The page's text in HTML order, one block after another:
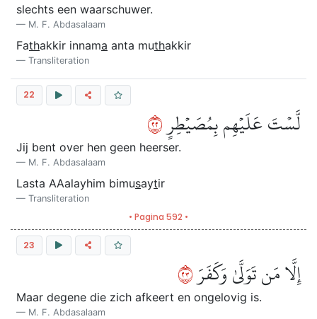
slechts een waarschuwer.
M. F. Abdasalaam
Fathakkir innama anta muthakkir
Transliteration
22
لَّسۡتَ عَلَيۡهِم بِمُصَيۡطِرٍ٢٢
Jij bent over hen geen heerser.
M. F. Abdasalaam
Lasta AAalayhim bimusaytir
Transliteration
• Pagina 592 •
23
إِلَّا مَن تَوَلَّىٰ وَكَفَرَ٣٢
Maar degene die zich afkeert en ongelovig is.
M. F. Abdasalaam